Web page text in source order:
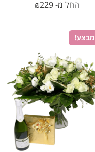
החל מ- ₪229
מבצע!